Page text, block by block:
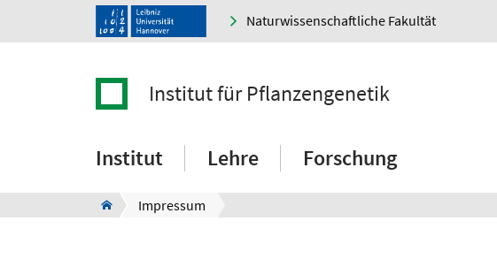
Naturwissenschaftliche Fakultät
Institut für Pflanzengenetik
Institut Lehre Forschung
Impressum